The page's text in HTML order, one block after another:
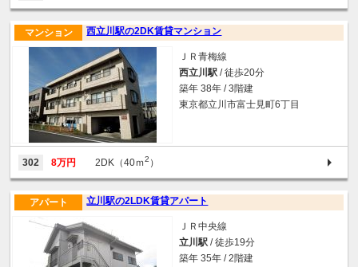
西立川駅の2DK賃貸マンション
マンション
ＪＲ青梅線
西立川駅 / 徒歩20分
築年 38年 / 3階建
東京都立川市富士見町6丁目
302 8万円 2DK（40ｍ2 ）
立川駅の2LDK賃貸アパート
アパート
ＪＲ中央線
立川駅 / 徒歩19分
築年 35年 / 2階建